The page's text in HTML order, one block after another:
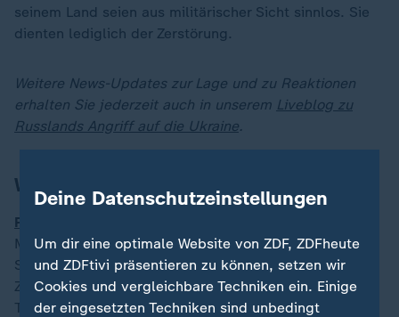
seinem Land seien aus militärischer Sicht sinnlos. Sie
dienten lediglich der Zerstörung.
Weitere News-Updates zur Lage und zu Reaktionen
erhalten Sie jederzeit auch in unserem Liveblog zu
Russlands Angriff auf die Ukraine.
Was heute noch wichtig ist
Prozessauftakt zum Messerangriff in Solingen
Monate nach dem tödlichen Anschlag auf einem
Stadtfest in Solingen beginnt heute der Prozess. Im
Zentrum steht die Frage, wie eng die Tat mit der
Terrormiliz IS abgestimmt war.
Deine Datenschutzeinstellungen
Um dir eine optimale Website von ZDF, ZDFheute
und ZDFtivi präsentieren zu können, setzen wir
Cookies und vergleichbare Techniken ein. Einige
der eingesetzten Techniken sind unbedingt